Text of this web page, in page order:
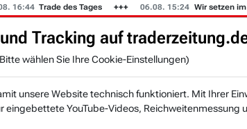
16:44 Trade des Tages 06.08. 15:24 Wir setzen im
KI-Agenten NEU Zeitung Rankings & Trends
Sektor-Update: Tech-Aktien legen Dienstagnachmitta...
Tracking auf
wählen Sie Ihre Cookie-Einstellungen)
unsere Website technisch funktioniert. Mit Ihrer
eingebettete YouTube-Videos, Reichweitenmessung